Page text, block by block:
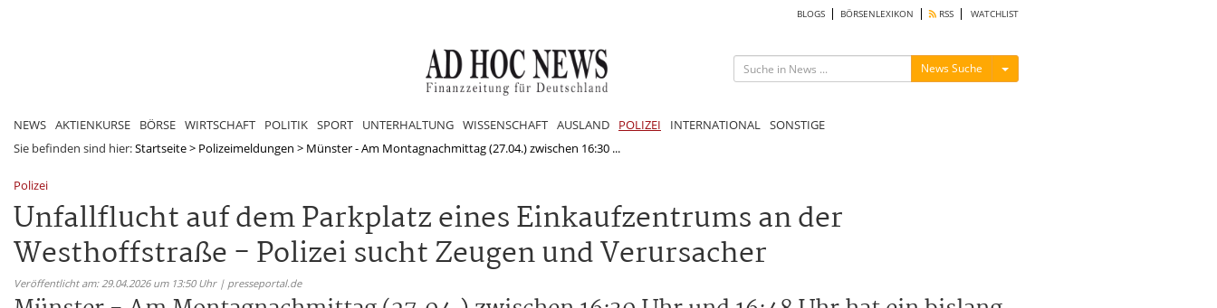
BLOGS BÖRSENLEXIKON RSS WATCHLIST
News Suche Menü ein-/ausblenden
NEWS AKTIENKURSE BÖRSE WIRTSCHAFT POLITIK SPORT UNTERHALTUNG WISSENSCHAFT AUSLAND POLIZEI INTERNATIONAL SONSTIGE
Sie befinden sind hier:Startseite> Polizeimeldungen > Münster - Am Montagnachmittag (27.04.) zwischen 16:30 ...
Polizei
Unfallflucht auf dem Parkplatz eines Einkaufzentrums an der
Westhoffstraße - Polizei sucht Zeugen und Verursacher
Veröffentlicht am: 29.04.2026 um 13:50 Uhr | presseportal.de